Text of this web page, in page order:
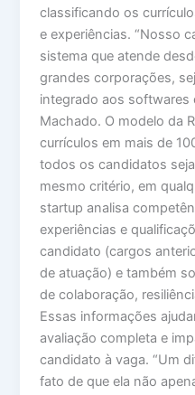
classificando os
e experiências. “Nosso
sistema que atende
grandes corporações,
integrado aos softwares
Machado. O modelo da
currículos em mais de
todos os candidatos
mesmo critério, em
startup analisa
experiências e
candidato (cargos
de atuação) e também
de colaboração,
Essas informações
avaliação completa e
candidato à vaga. “Um
fato de que ela não